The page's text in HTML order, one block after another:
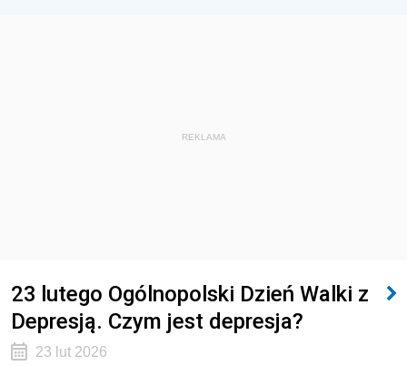
REKLAMA
23 lutego Ogólnopolski Dzień Walki z
Depresją. Czym jest depresja?
23 lut 2026